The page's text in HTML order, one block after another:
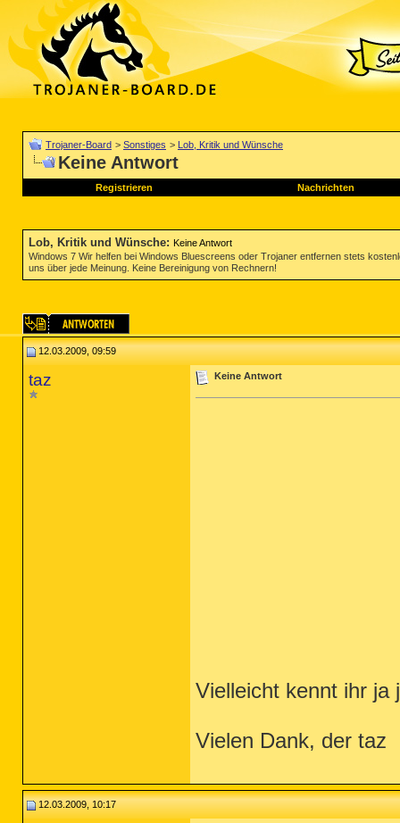
Trojaner-Board > Sonstiges > Lob, Kritik und Wünsche
Keine Antwort
Registrieren Nachrichten
Lob, Kritik und Wünsche: Keine Antwort
Windows 7 Wir helfen bei Windows Bluescreens oder Trojaner entfernen stets
uns über jede Meinung. Keine Bereinigung von Rechnern!
12.03.2009, 09:59
taz Keine Antwort
Vielleicht kennt ihr ja
Vielen Dank, der taz
12.03.2009, 10:17